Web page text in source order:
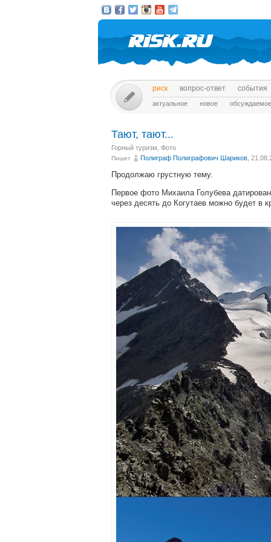
риск вопрос-ответ события
актуальное новое обсуждаемое
Тают, тают...
Горный туризм Фото
Пишет Полиграф Полиграфович Шариков ,
Продолжаю грустную тему.
Первое фото Михаила Голубева
через десять до Когутаев можно будет в